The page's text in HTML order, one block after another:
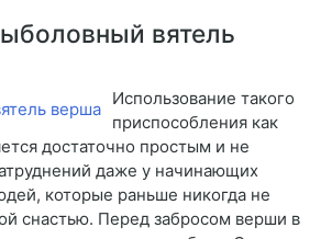
вятель
Использование такого
приспособления как
достаточно простым и не
даже у начинающих
которые раньше никогда не
снастью. Перед забросом верши в